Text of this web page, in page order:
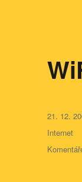
21. 12.
Rubriky:
Internet